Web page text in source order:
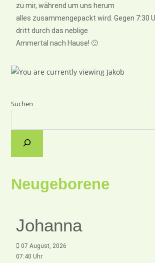
zu mir, während um uns herum
alles zusammengepackt wird. Gegen 7:30
dritt durch das neblige
Ammertal nach Hause! 🙂
Suchen
Neugeborene
Johanna
07 August, 2026
07:40 Uhr